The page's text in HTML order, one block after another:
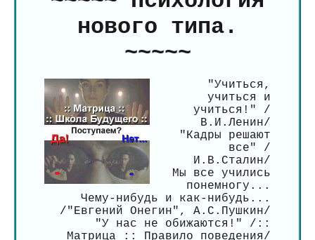
нового типа.
~~~~~
"Учиться,
учиться и
учиться!" /
В.И.Ленин/
"Кадры решают
все" /
И.В.Сталин/
Мы все учились
понемногу...
Чему-нибудь и как-нибудь...
/"Евгений Онегин", А.С.Пушкин/
"У нас не обижаются!" /::
Матрица :: Правило поведения/